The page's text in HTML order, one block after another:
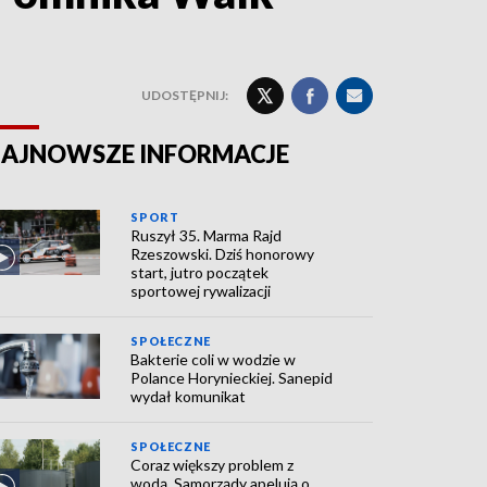
UDOSTĘPNIJ:
INFORMACJE
SPORT
Ruszył 35. Marma Rajd
Rzeszowski. Dziś honorowy
start, jutro początek
sportowej rywalizacji
SPOŁECZNE
Bakterie coli w wodzie w
Polance Horynieckiej. Sanepid
wydał komunikat
SPOŁECZNE
Coraz większy problem z
wodą. Samorządy apelują o